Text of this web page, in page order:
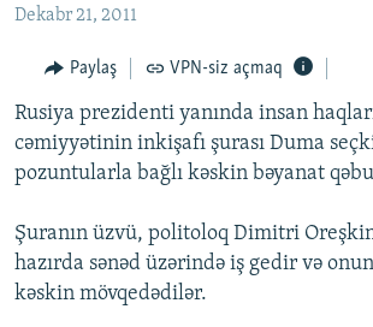
qayıt
#ƏSLINDƏ
FƏRQƏ BAX
QANUNI DOĞRU
ARAŞDIRMA
VIDEO
FOTOQALEREYA
RADIO ARXIV
OXU ZALI
HAQQIMIZDA
Dekabr 21, 2011
Paylaş VPN-siz açmaq
Rusiya prezidenti yanında insan
cəmiyyətinin inkişafı şurası Duma
pozuntularla bağlı kəskin bəyanat
Şuranın üzvü, politoloq Dimitri
hazırda sənəd üzərində iş gedir və
kəskin mövqedədilər.